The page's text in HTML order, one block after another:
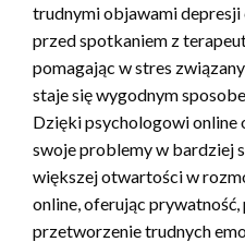
trudnymi objawami
przed spotkaniem z
pomagając w stres
staje się wygodnym
Dzięki psychologowi online
swoje problemy w bardziej
większej otwartości w
online, oferując
przetworzenie trudnych